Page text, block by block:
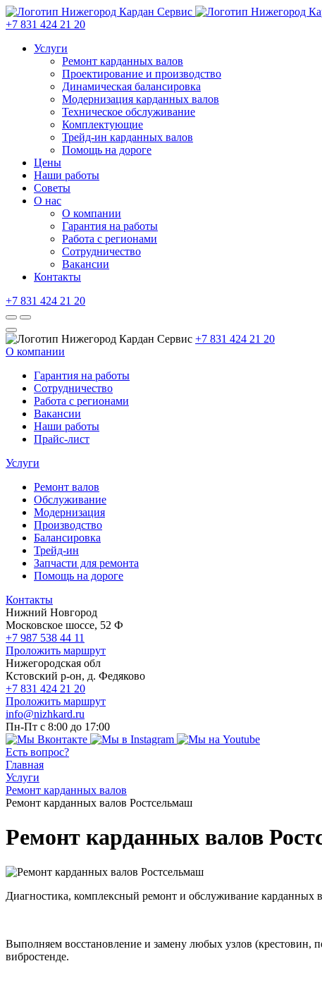
+7 831 424 21 20
Услуги
Ремонт карданных валов
Проектирование и производство
Динамическая балансировка
Модернизация карданных валов
Техническое обслуживание
Комплектующие
Трейд-ин карданных валов
Помощь на дороге
Цены
Наши работы
Советы
О нас
О компании
Гарантия на работы
Работа с регионами
Сотрудничество
Вакансии
Контакты
+7 831 424 21 20
+7 831 424 21 20
О компании
Гарантия на работы
Сотрудничество
Работа с регионами
Вакансии
Наши работы
Прайс-лист
Услуги
Ремонт валов
Обслуживание
Модернизация
Производство
Балансировка
Трейд-ин
Запчасти для ремонта
Помощь на дороге
Контакты
Нижний Новгород
Московское шоссе, 52 Ф
+7 987 538 44 11
Проложить маршрут
Нижегородская обл
Кстовский р-он, д. Федяково
+7 831 424 21 20
Проложить маршрут
info@nizhkard.ru
Пн-Пт с 8:00 до 17:00
Есть вопрос?
Главная
Услуги
Ремонт карданных валов
Ремонт карданных валов Ростсельмаш
Ремонт карданных валов
Диагностика, комплексный ремонт и обслуживание
Выполняем восстановление и замену любых узлов
вибростенде.